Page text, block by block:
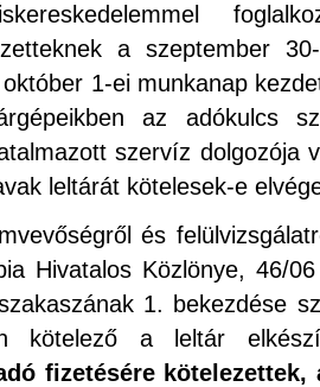
a szeptember
1-ei munkanap
az adókulcs
szervíz dolgozója
leltárát kötelesek-e
és
Hivatalos Közlönye, 46/
1. bekezdése
kötelező a leltár
fizetésére